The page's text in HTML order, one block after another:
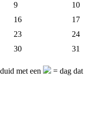
9
10
16
17
23
24
30 31
met een = dag dat